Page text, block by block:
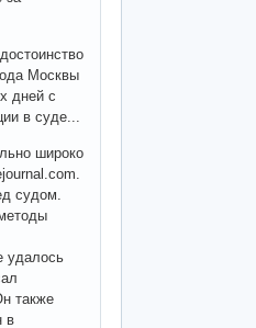
Москвы
дней с
в суде...
широко
судом.
удалось
также
в